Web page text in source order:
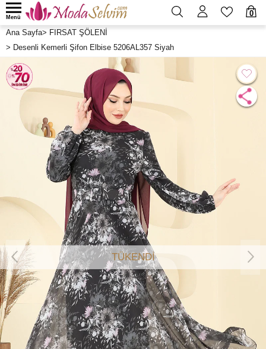
0
Menü
Ana Sayfa> FIRSAT ŞÖLENİ
> Desenli Kemerli Şifon Elbise 5206AL357 Siyah
TÜKENDİ